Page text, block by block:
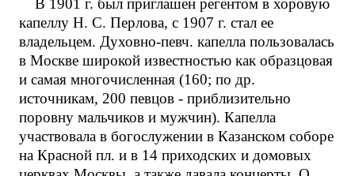
В 1901 г. был приглашен регентом в хоровую
капеллу Н. С. Перлова, с 1907 г. стал ее
владельцем. Духовно-певч. капелла пользовалась
в Москве широкой известностью как образцовая
и самая многочисленная (160; по др.
источникам, 200 певцов - приблизительно
поровну мальчиков и мужчин). Капелла
участвовала в богослужении в Казанском соборе
на Красной пл. и в 14 приходских и домовых